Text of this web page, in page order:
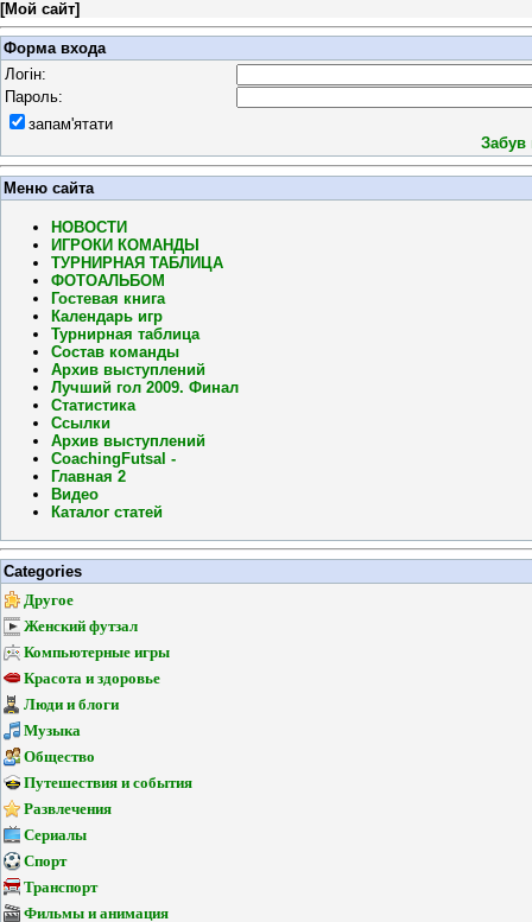
[Мой сайт]
Форма входа
Логін:
Пароль:
запам'ятати
Забув
Меню сайта
НОВОСТИ
ИГРОКИ КОМАНДЫ
ТУРНИРНАЯ ТАБЛИЦА
ФОТОАЛЬБОМ
Гостевая книга
Календарь игр
Турнирная таблица
Состав команды
Архив выступлений
Лучший гол 2009. Финал
Статистика
Ссылки
Архив выступлений
CoachingFutsal -
Главная 2
Видео
Каталог статей
Categories
Другое
Женский футзал
Компьютерные игры
Красота и здоровье
Люди и блоги
Музыка
Общество
Путешествия и события
Развлечения
Сериалы
Спорт
Транспорт
Фильмы и анимация